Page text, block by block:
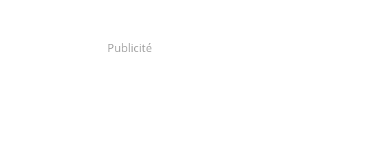
Publicité